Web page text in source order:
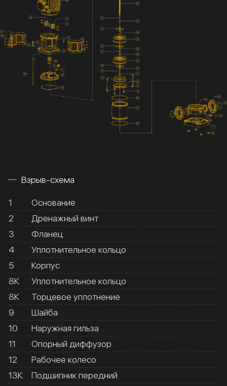
Взрыв-схема
1
Основание
2
Дренажный винт
3
Фланец
4
Уплотнительное кольцо
5
Корпус
8К
Уплотнительное кольцо
8К
Торцевое уплотнение
9
Шайба
10
Наружная гильза
11
Опорный диффузор
12
Рабочее колесо
13К
Подшипник передний